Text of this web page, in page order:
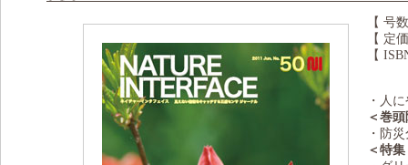
【 号
【 定
【
・人
＜巻
・防
＜特